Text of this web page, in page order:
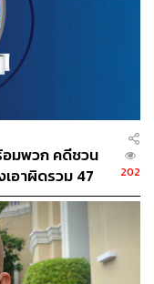
ถูกกล่าวโทษเข้า
รเป็นกรรมการ
ะบริษัทจดทะเบียน
ของบริษัทที่มีหลัก
ษ ไปจนตลอดระยะ
าศคณะกรรมการ
ษณะขาดความน่า
บริษัทhttps://publis
ไรบ้าง ในความ
อมพวก คดีชวน
อาผิดรวม 47
202